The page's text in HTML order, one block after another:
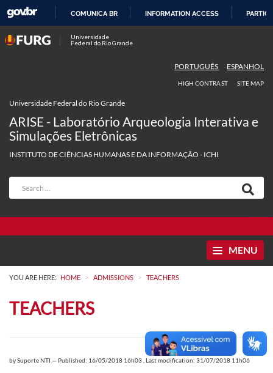
COMUNICA BR INFORMATION ACCESS
Universidade
Federal do Rio Grande
PORTUGUÊS ESPANHOL
HIGH CONTRAST SITE MAP
Universidade Federal do Rio Grande
ARISE - Laboratório Arqueologia Interativa e
Simulações Eletrônicas
INSTITUTO DE CIÊNCIAS HUMANAS E DA INFORMAÇÃO - ICHI
MENU
YOU ARE HERE: HOME > ADMISSIONS > TEACHERS
TEACHERS
bySuporte NTI — Published: 16/05/2018 16h03 Last modification: 31/07/2018 11h06